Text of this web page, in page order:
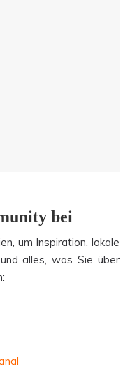
bei
um Inspiration, lokale
alles, was Sie über